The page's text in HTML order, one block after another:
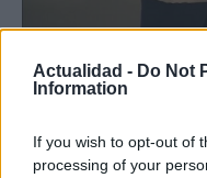
Actualidad - Do Not
Information
If you wish to opt-out of
processing of your
El notable
Ayuso